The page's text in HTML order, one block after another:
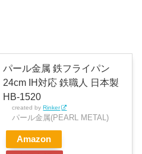
パール金属 鉄フライパン
24cm IH対応 鉄職人 日本製
HB-1520
created by Rinker
パール金属(PEARL METAL)
Amazon